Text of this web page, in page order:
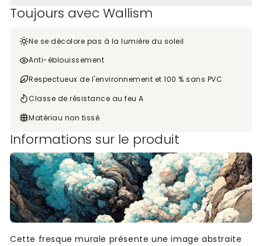
Toujours avec Wallism
Ne se décolore pas à la lumière du soleil
Anti-éblouissement
Respectueux de l'environnement et 100 % sans PVC
Classe de résistance au feu A
Matériau non tissé
Informations sur le produit
Cette fresque murale présente une image abstraite